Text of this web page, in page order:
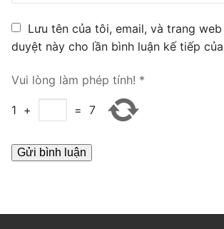
PRI VoIP Gateway TE200
BRI VoIP Gateway
LIÊN HỆ
Lưu tên của tôi, email, và trang
duyệt này cho lần bình luận kế tiếp
Vui lòng làm phép tính! *
1 + = 7